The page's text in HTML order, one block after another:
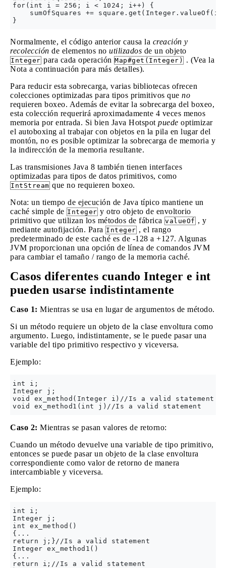
for(int i = 256; i < 1024; i++) {
sumOfSquares +=
Normalmente, el código anterior causa la creación y
recolección de elementos no utilizados de un objeto
Integer para cada operación Map#get(Integer)
. (Vea la
Nota a continuación para más detalles).
Para reducir esta sobrecarga, varias bibliotecas ofrecen
colecciones optimizadas para tipos primitivos que no
requieren boxeo. Además de evitar la sobrecarga del boxeo,
esta colección requerirá aproximadamente 4 veces menos
memoria por entrada. Si bien Java Hotspot puede optimizar
el autoboxing al trabajar con objetos en la pila en lugar del
montón, no es posible optimizar la sobrecarga de memoria y
la indirección de la memoria resultante.
Las transmisiones Java 8 también tienen interfaces
optimizadas para tipos de datos primitivos, como
IntStream que no requieren boxeo.
Nota: un tiempo de ejecución de Java típico mantiene un
caché simple de Integer y otro objeto de envoltorio
primitivo que utilizan los métodos de fábrica valueOf , y
mediante autofijación. Para Integer , el rango
predeterminado de este caché es de -128 a +127. Algunas
JVM proporcionan una opción de línea de comandos JVM
para cambiar el tamaño / rango de la memoria caché.
Casos diferentes cuando Integer e int
pueden usarse indistintamente
Caso 1: Mientras se usa en lugar de argumentos de método.
Si un método requiere un objeto de la clase envoltura como
argumento. Luego, indistintamente, se le puede pasar una
variable del tipo primitivo respectivo y viceversa.
Ejemplo:
int i;
Integer j;
void ex_method(Integer i)//Is a valid statement
Caso 2: Mientras se pasan valores de retorno:
Cuando un método devuelve una variable de tipo primitivo,
entonces se puede pasar un objeto de la clase envoltura
correspondiente como valor de retorno de manera
intercambiable y viceversa.
Ejemplo:
int i;
Integer j;
int ex_method()
{...
return j;}//Is a valid statement
Integer ex_method1()
{...
return i;//Is a valid statement